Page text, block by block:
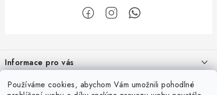
Používáme cookies, abychom Vám umožnili pohodlné
pInformace pro vás
Obchodní podmínky
Užitečné info